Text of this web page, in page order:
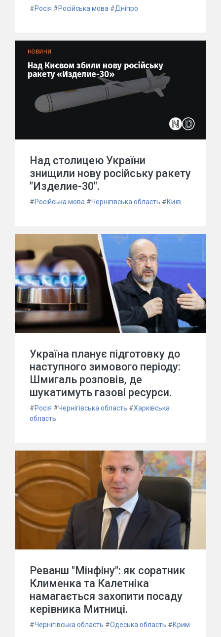
#Росія #Російська мова #Дніпро
Над столицею України
знищили нову російську ракету
"Изделие-30".
#Російська мова #Чернігівська область #Київ
Україна планує підготовку до
наступного зимового періоду:
Шмигаль розповів, де
шукатимуть газові ресурси.
#Росія #Чернігівська область #Харківська
область
Реванш "Мінфіну": як соратник
Клименка та Калетніка
намагається захопити посаду
керівника Митниці.
#Чернігівська область #Одеська область #Крим